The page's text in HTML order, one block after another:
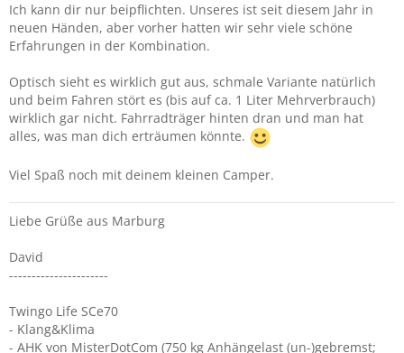
Ich kann dir nur beipflichten. Unseres ist seit diesem Jahr in
neuen Händen, aber vorher hatten wir sehr viele schöne
Erfahrungen in der Kombination.
Optisch sieht es wirklich gut aus, schmale Variante natürlich
und beim Fahren stört es (bis auf ca. 1 Liter Mehrverbrauch)
wirklich gar nicht. Fahrradträger hinten dran und man hat
alles, was man dich erträumen könnte.
Viel Spaß noch mit deinem kleinen Camper.
Liebe Grüße aus Marburg
David
----------------------
Twingo Life SCe70
- Klang&Klima
- AHK von MisterDotCom (750 kg Anhängelast (un-)gebremst;